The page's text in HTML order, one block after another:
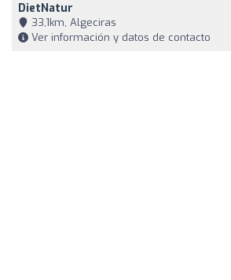
DietNatur
33,1km, Algeciras
Ver información y datos de contacto